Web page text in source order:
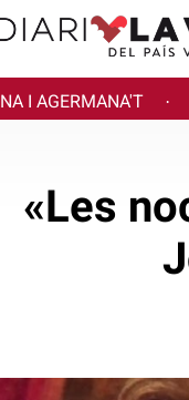
I AGERMANA'T ·
«Les